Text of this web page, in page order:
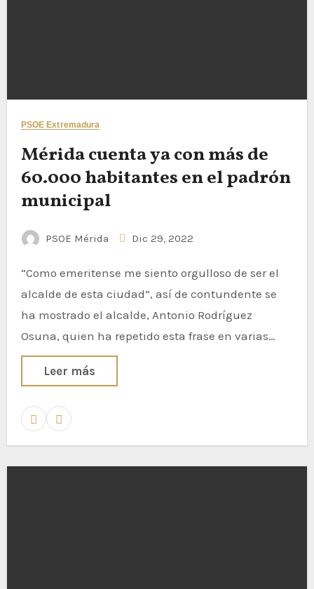
PSOE Extremadura
Mérida cuenta ya con más de
60.000 habitantes en el padrón
municipal
PSOE Mérida Dic 29, 2022
“Como emeritense me siento orgulloso de ser el
alcalde de esta ciudad”, así de contundente se
ha mostrado el alcalde, Antonio Rodríguez
Osuna, quien ha repetido esta frase en varias…
Leer más